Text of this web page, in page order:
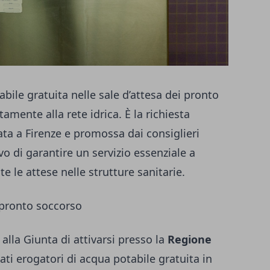
gratuita nelle sale d’attesa dei pronto
alla rete idrica. È la richiesta
a Firenze e promossa dai consiglieri
di garantire un servizio essenziale a
le attese nelle strutture sanitarie.
soccorso
Giunta di attivarsi presso la Regione
erogatori di acqua potabile gratuita in